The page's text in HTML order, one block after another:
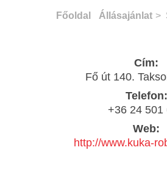
Főoldal Állásajánlat >
Cím:
Fő út 140.
Telefon:
+36 24 501
Web:
http://www.kuka-